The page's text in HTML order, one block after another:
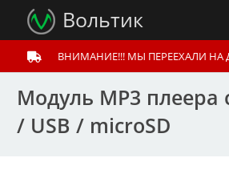
Вольтик
ВНИМАНИЕ!!! МЫ ПЕРЕЕХАЛИ НА
Модуль МР3 плеера
/ USB / microSD